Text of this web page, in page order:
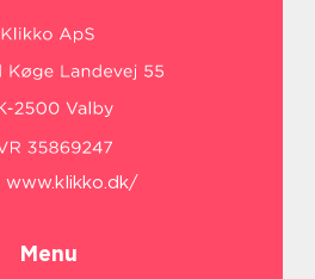
www.klikko.dk/
Menu